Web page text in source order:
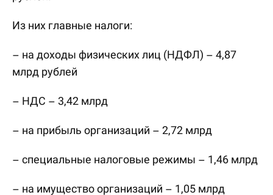
Из них главные налоги:
– на доходы физических лиц (НДФЛ) – 4,87
млрд рублей
– НДС – 3,42 млрд
– на прибыль организаций – 2,72 млрд
– специальные налоговые режимы – 1,46 млрд
– на имущество организаций – 1,05 млрд